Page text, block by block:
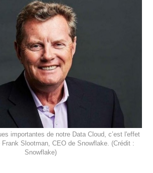
importantes de notre Data Cloud, c’est l'effet
Frank Slootman, CEO de Snowflake. (Crédit :
Snowflake)